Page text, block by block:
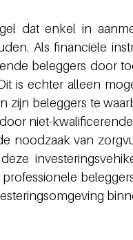
dat enkel in
Als financiële
beleggers door
is echter alleen
zijn beleggers te
niet-
noodzaak van